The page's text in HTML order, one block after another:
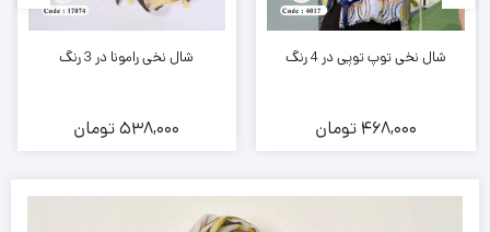
شال نخی توپ توپی در 4 رنگ
468,000 تومان
شال نخی رامونا در 3 رنگ
538,000تومان